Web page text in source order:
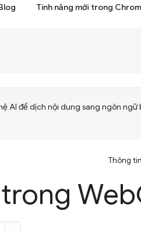
Tính năng mới trong
AI để dịch nội dung sang ngôn ngữ
Thông
Web